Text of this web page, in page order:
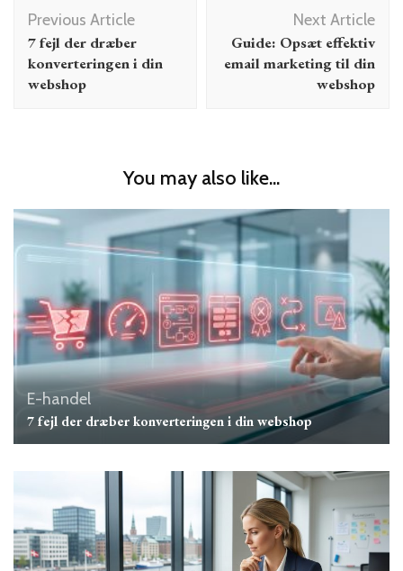
Navigation
Previous Article
7 fejl der dræber
konverteringen i din
webshop
Next Article
Guide: Opsæt effektiv
email marketing til din
webshop
You may also like...
E-handel
7 fejl der dræber konverteringen i din webshop